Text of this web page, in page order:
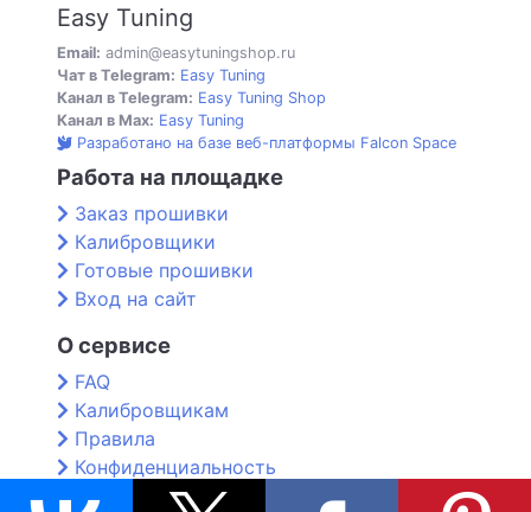
Easy Tuning
Email: admin@easytuningshop.ru
Чат в Telegram: Easy Tuning
Канал в Telegram: Easy Tuning Shop
Канал в Max: Easy Tuning
Разработано на базе веб-платформы Falcon Space
Работа на площадке
Заказ прошивки
Калибровщики
Готовые прошивки
Вход на сайт
О сервисе
FAQ
Калибровщикам
Правила
Конфиденциальность
Контакты